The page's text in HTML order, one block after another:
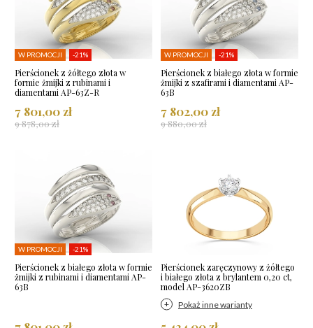
W PROMOCJI -21%
Pierścionek z żółtego złota w
formie żmijki z rubinami i
diamentami AP-63Z-R
7 801,00 zł
9 878,00 zł
W PROMOCJI -21%
Pierścionek z białego złota w formie
żmijki z szafirami i diamentami AP-
63B
7 802,00 zł
9 880,00 zł
W PROMOCJI -21%
Pierścionek z białego złota w formie
żmijki z rubinami i diamentami AP-
63B
Pierścionek zaręczynowy z żółtego
i białego złota z brylantem 0,20 ct,
model AP-3620ZB
Pokaż inne warianty